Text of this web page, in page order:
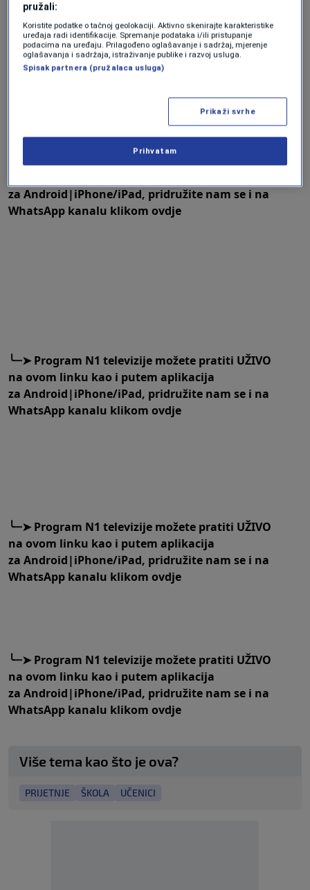
redu! Pozdravi se sa svojom obitelji. Dobit ćeš
metak u čelo'”, kaže jedna od majki.
╰┈➤
za Android|iPhone/iPad, pridružite nam se i na
WhatsApp kanalu klikom ovdje
╰┈➤Program N1 televizije možete pratiti UŽIVO
na ovom linku kao i putem aplikacija
za Android|iPhone/iPad, pridružite nam se i na
WhatsApp kanalu klikom ovdje
╰┈➤Program N1 televizije možete pratiti UŽIVO
na ovom linku kao i putem aplikacija
za Android|iPhone/iPad, pridružite nam se i na
WhatsApp kanalu klikom ovdje
╰┈➤Program N1 televizije možete pratiti UŽIVO
na ovom linku kao i putem aplikacija
za Android|iPhone/iPad, pridružite nam se i na
WhatsApp kanalu klikom ovdje
Više tema kao što je ova?
PRIJETNJE ŠKOLA UČENICI
pružali:
Koristite podatke o tačnoj geolokaciji. Aktivno skenirajte karakteristike
uređaja radi identifikacije. Spremanje podataka i/ili pristupanje
podacima na uređaju. Prilagođeno oglašavanje i sadržaj, mjerenje
oglašavanja i sadržaja, istraživanje publike i razvoj usluga.
Spisak partnera (pružalaca usluga)
Prikaži svrhe
Prihvatam